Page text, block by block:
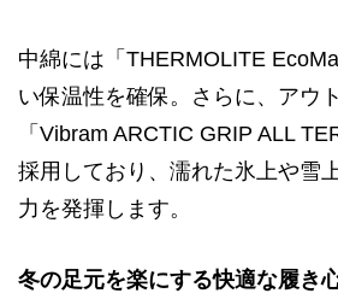
中綿には「THERMOLITE
い保温性を確保。さらに、アウ
「Vibram ARCTIC GRIP ALL
採用しており、濡れた氷上や雪
力を発揮します。
冬の足元を楽にする快適な履き